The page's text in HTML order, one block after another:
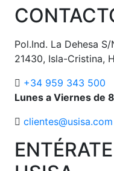
Pol.Ind. La Dehesa S/
21430, Isla-Cristina,
+34 959 343 500
Lunes a Viernes de
clientes@usisa.com